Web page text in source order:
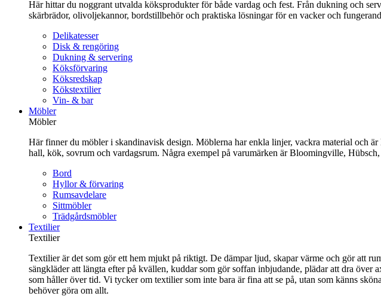
Här hittar du noggrant utvalda köksprodukter för både vardag och fest. Från dukning och
skärbrädor, olivoljekannor, bordstillbehör och praktiska lösningar för en vacker och
Delikatesser
Disk & rengöring
Dukning & servering
Köksförvaring
Köksredskap
Kökstextilier
Vin- & bar
Möbler
Möbler
Här finner du möbler i skandinavisk design. Möblerna har enkla linjer, vackra material och
hall, kök, sovrum och vardagsrum. Några exempel på varumärken är Bloomingville,
Bord
Hyllor & förvaring
Rumsavdelare
Sittmöbler
Trädgårdsmöbler
Textilier
Textilier
Textilier är det som gör ett hem mjukt på riktigt. De dämpar ljud, skapar värme och gör att
sängkläder att längta efter på kvällen, kuddar som gör soffan inbjudande, plädar att dra
som håller över tid. Vi tycker om textilier som inte bara är fina att se på, utan som känns
behöver göra om allt.